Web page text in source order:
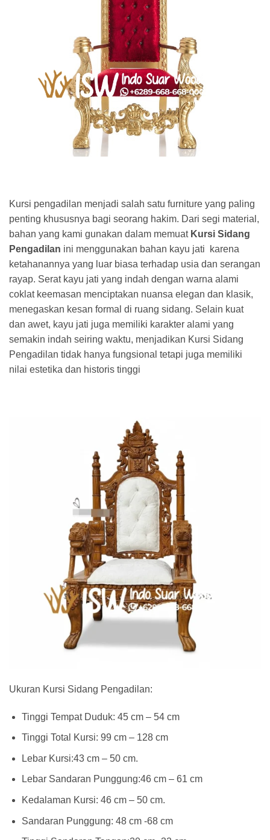
Kursi pengadilan menjadi salah satu furniture yang paling
penting khususnya bagi seorang hakim. Dari segi material,
bahan yang kami gunakan dalam memuat Kursi Sidang
Pengadilan ini menggunakan bahan kayu jati karena
ketahanannya yang luar biasa terhadap usia dan serangan
rayap. Serat kayu jati yang indah dengan warna alami
coklat keemasan menciptakan nuansa elegan dan klasik,
menegaskan kesan formal di ruang sidang. Selain kuat
dan awet, kayu jati juga memiliki karakter alami yang
semakin indah seiring waktu, menjadikan Kursi Sidang
Pengadilan tidak hanya fungsional tetapi juga memiliki
nilai estetika dan historis tinggi
Ukuran Kursi Sidang Pengadilan:
Tinggi Tempat Duduk: 45 cm – 54 cm
Tinggi Total Kursi: 99 cm – 128 cm
Lebar Kursi:43 cm – 50 cm.
Lebar Sandaran Punggung:46 cm – 61 cm
Kedalaman Kursi: 46 cm – 50 cm.
Sandaran Punggung: 48 cm -68 cm